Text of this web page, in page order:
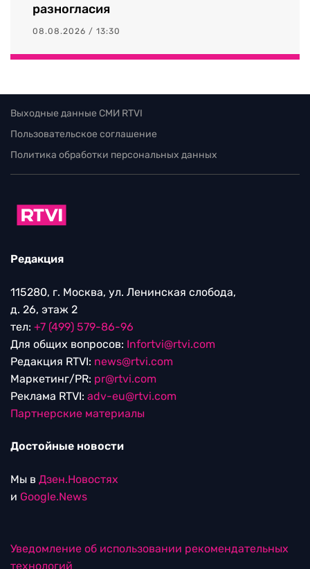
разногласия
08.08.2026 / 13:30
Выходные данные СМИ RTVI
Пользовательское соглашение
Политика обработки персональных данных
Редакция
115280, г. Москва, ул. Ленинская слобода,
д. 26, этаж 2
тел: +7 (499) 579-86-96
Для общих вопросов: Infortvi@rtvi.com
Редакция RTVI: news@rtvi.com
Маркетинг/PR: pr@rtvi.com
Реклама RTVI: adv-eu@rtvi.com
Партнерские материалы
Достойные новости
Мы в Дзен.Новостях
и Google.News
Уведомление об использовании рекомендательных
технологий